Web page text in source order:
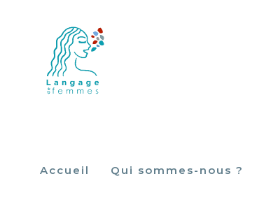
Accueil Qui sommes-nous ?